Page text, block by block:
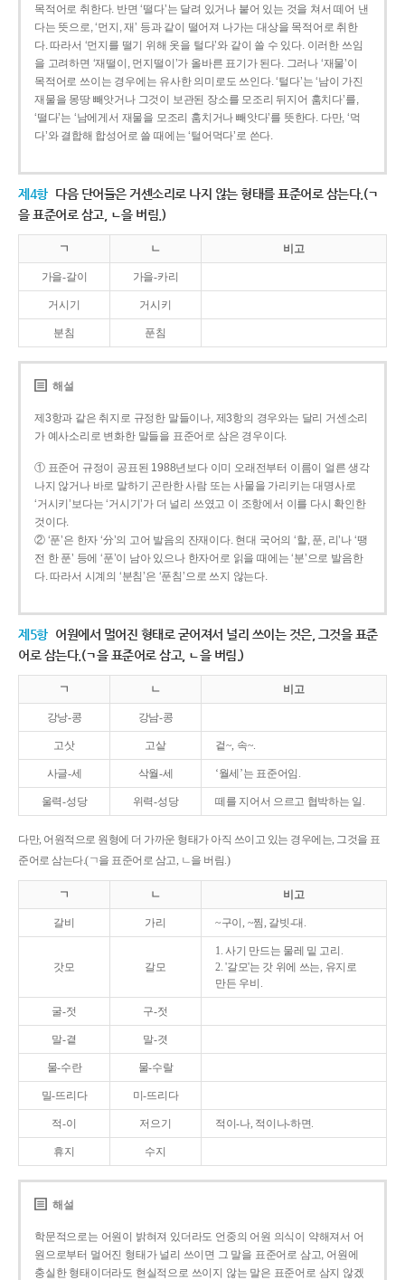
목적어로 취한다. 반면 ‘떨다’는 달려 있거나 붙어 있는 것을 쳐서 떼어 낸
다는 뜻으로, ‘먼지, 재’ 등과 같이 떨어져 나가는 대상을 목적어로 취한
다. 따라서 ‘먼지를 떨기 위해 옷을 털다’와 같이 쓸 수 있다. 이러한 쓰임
을 고려하면 ‘재떨이, 먼지떨이’가 올바른 표기가 된다. 그러나 ‘재물’이
목적어로 쓰이는 경우에는 유사한 의미로도 쓰인다. ‘털다’는 ‘남이 가진
재물을 몽땅 빼앗거나 그것이 보관된 장소를 모조리 뒤지어 훔치다’를,
‘떨다’는 ‘남에게서 재물을 모조리 훔치거나 빼앗다’를 뜻한다. 다만, ‘먹
다’와 결합해 합성어로 쓸 때에는 ‘털어먹다’로 쓴다.
제4항 다음 단어들은 거센소리로 나지 않는 형태를 표준어로 삼는다.(ㄱ
을 표준어로 삼고, ㄴ을 버림.)
ㄱ ㄴ 비고
가을-갈이 가을-카리
거시기 거시키
분침 푼침
해설
제3항과 같은 취지로 규정한 말들이나, 제3항의 경우와는 달리 거센소리
가 예사소리로 변화한 말들을 표준어로 삼은 경우이다.
① 표준어 규정이 공표된 1988년보다 이미 오래전부터 이름이 얼른 생각
나지 않거나 바로 말하기 곤란한 사람 또는 사물을 가리키는 대명사로
‘거시키’보다는 ‘거시기’가 더 널리 쓰였고 이 조항에서 이를 다시 확인한
것이다.
② ‘푼’은 한자 ‘分’의 고어 발음의 잔재이다. 현대 국어의 ‘할, 푼, 리’나 ‘땡
전 한 푼’ 등에 ‘푼’이 남아 있으나 한자어로 읽을 때에는 ‘분’으로 발음한
다. 따라서 시계의 ‘분침’은 ‘푼침’으로 쓰지 않는다.
제5항 어원에서 멀어진 형태로 굳어져서 널리 쓰이는 것은, 그것을 표준
어로 삼는다.(ㄱ을 표준어로 삼고, ㄴ을 버림.)
ㄱ ㄴ 비고
강낭-콩 강남-콩
고삿 고샅 겉~, 속~.
사글-세 삭월-세 ‘월세’는 표준어임.
울력-성당 위력-성당 떼를 지어서 으르고 협박하는 일.
다만, 어원적으로 원형에 더 가까운 형태가 아직 쓰이고 있는 경우에는, 그것을 표
준어로 삼는다.(ㄱ을 표준어로 삼고, ㄴ을 버림.)
ㄱ ㄴ 비고
갈비 가리 ~구이, ~찜, 갈빗-대.
갓모 갈모
1. 사기 만드는 물레 밑 고리.
2. '갈모'는 갓 위에 쓰는, 유지로
만든 우비.
굴-젓 구-젓
말-곁 말-겻
물-수란 물-수랄
밀-뜨리다 미-뜨리다
적-이 저으기 적이-나, 적이나-하면.
휴지 수지
해설
학문적으로는 어원이 밝혀져 있더라도 언중의 어원 의식이 약해져서 어
원으로부터 멀어진 형태가 널리 쓰이면 그 말을 표준어로 삼고, 어원에
충실한 형태이더라도 현실적으로 쓰이지 않는 말은 표준어로 삼지 않겠